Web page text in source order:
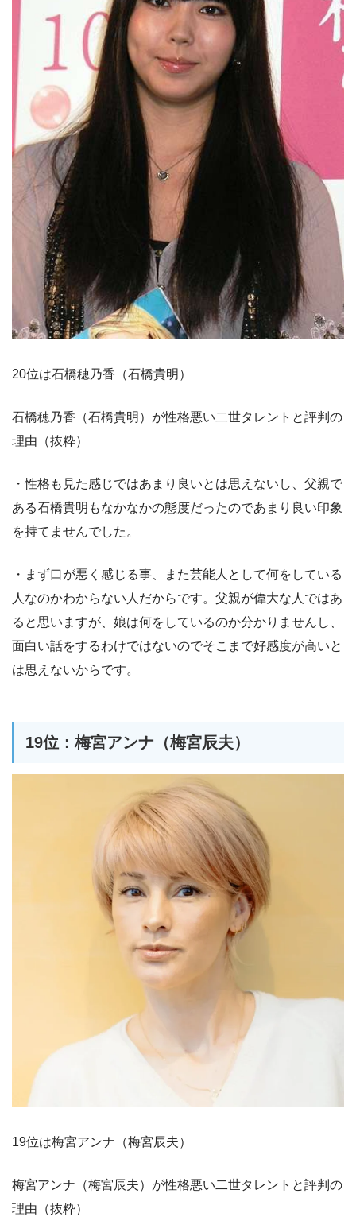
20位は石橋穂乃香（石橋貴明）
石橋穂乃香（石橋貴明）が性格悪い二世タレントと評判の
理由（抜粋）
・性格も見た感じではあまり良いとは思えないし、父親で
ある石橋貴明もなかなかの態度だったのであまり良い印象
を持てませんでした。
・まず口が悪く感じる事、また芸能人として何をしている
人なのかわからない人だからです。父親が偉大な人ではあ
ると思いますが、娘は何をしているのか分かりませんし、
面白い話をするわけではないのでそこまで好感度が高いと
は思えないからです。
19位：梅宮アンナ（梅宮辰夫）
19位は梅宮アンナ（梅宮辰夫）
梅宮アンナ（梅宮辰夫）が性格悪い二世タレントと評判の
理由（抜粋）